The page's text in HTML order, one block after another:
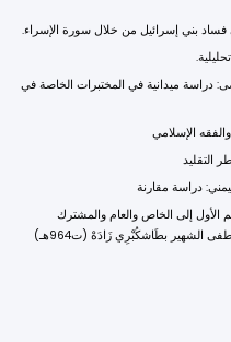
إسرائيل من خلال سورة الإسراء.
ميدانية في المختبرات الخاصة في
الإسلامي
دراسة مقارنة
إلى الخاص والعام والمشترك
والمؤول تأليف اِلعَلاَّمَةِ عصام الدين أحمد بن مصطفى الشهير بطَاشكُبْرِي زَادَهْ (ت964هـ)